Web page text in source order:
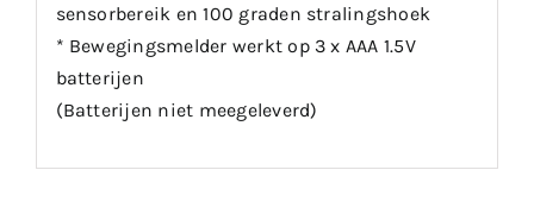
sensorbereik en 100 graden stralingshoek
* Bewegingsmelder werkt op 3 x AAA 1.5V
batterijen
(Batterijen niet meegeleverd)